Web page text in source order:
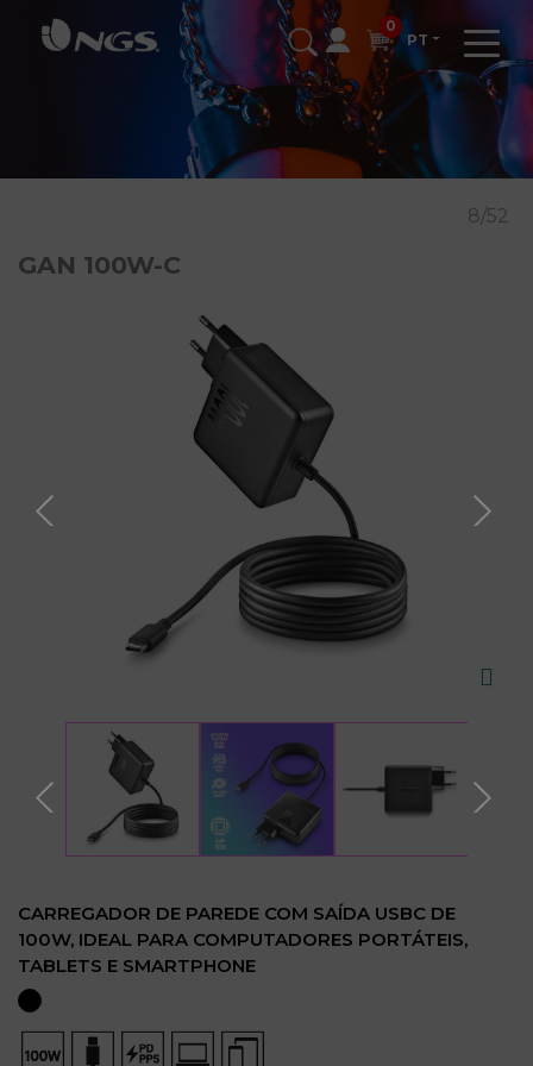
0
PT
8/52
GAN 100W-C
CARREGADOR DE PAREDE COM SAÍDA USBC DE
100W, IDEAL PARA COMPUTADORES PORTÁTEIS,
TABLETS E SMARTPHONE